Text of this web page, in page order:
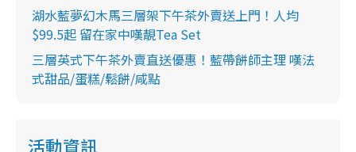
湖水藍夢幻木馬三層架下午茶外賣送上門！人均
$99.5起 留在家中嘆靚Tea Set
三層英式下午茶外賣直送優惠！藍帶餅師主理 嘆法
式甜品/蛋糕/鬆餅/咸點
活動資訊